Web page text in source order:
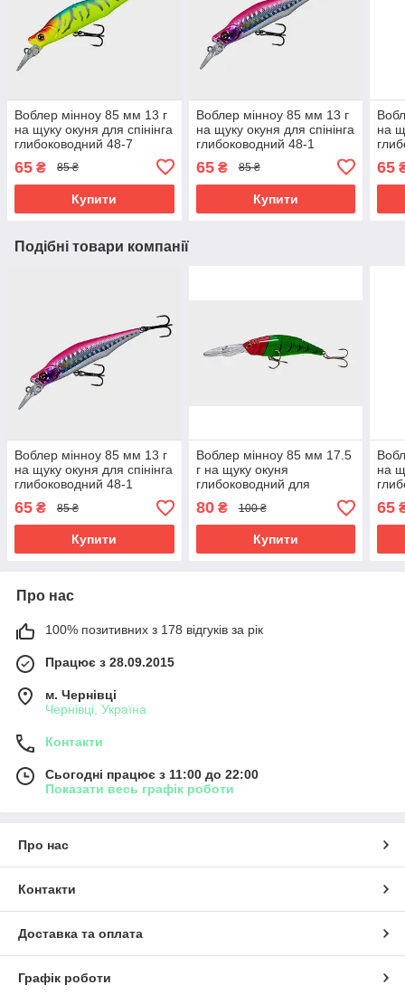
Воблер мінноу 85 мм 13 г
на щуку окуня для спінінга
глибоководний 48-7
65 ₴ 85 ₴
Купити
Воблер мінноу 85 мм 13 г
на щуку окуня для спінінга
глибоководний 48-1
65₴ 85 ₴
Купити
на
65
Подібні товари компанії
Воблер мінноу 85 мм 13 г
на щуку окуня для спінінга
глибоководний 48-1
65 ₴ 85 ₴
Купити
Воблер мінноу 85 мм 17.5
г на щуку окуня
глибоководний для
спінінга 364-2
80₴ 100 ₴
Купити
на
65
Про нас
100% позитивних з 178 відгуків за рік
Працює з 28.09.2015
м. Чернівці
Чернівці, Україна
Контакти
Сьогодні працює з 11:00 до 22:00
Показати весь графік роботи
Про нас
Контакти
Доставка та оплата
Графік роботи